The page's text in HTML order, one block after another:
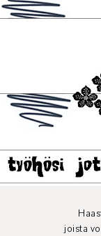
joista